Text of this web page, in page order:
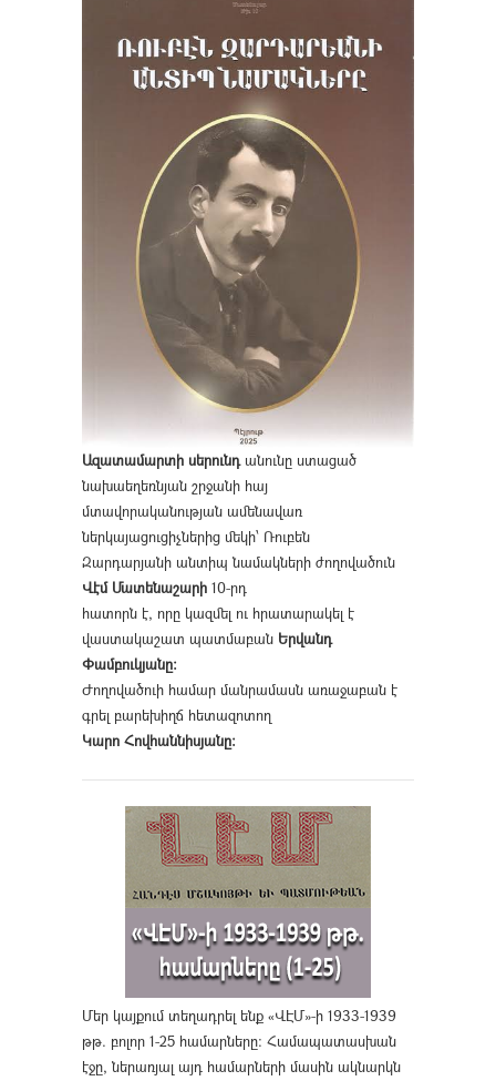
Ազատամարտի սերունդանունը ստացած
նախաեղեռնյան շրջանի հայ
մտավորականության ամենավառ
ներկայացուցիչներից մեկի՝ Ռուբեն
Զարդարյանի անտիպ նամակների ժողովածուն
Վէմ Մատենաշարի 10-րդ
հատորն է, որը կազմել ու հրատարակել է
վաստակաշատ պատմաբան Երվանդ
Փամբուկյանը։
Ժողովածուի համար մանրամասն առաջաբան է
գրել բարեխիղճ հետազոտող
Կարո Հովհաննիսյանը։
Մեր կայքում տեղադրել ենք «ՎԷՄ»-ի 1933-1939
թթ. բոլոր 1-25 համարները։ Համապատասխան
էջը, ներառյալ այդ համարների մասին ակնարկն